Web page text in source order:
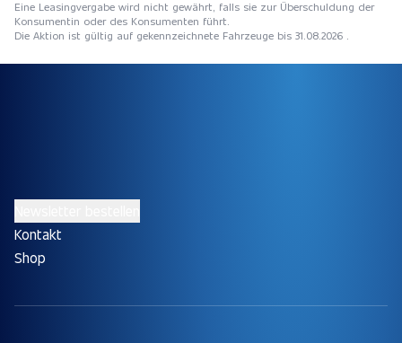
Eine Leasingvergabe wird nicht gewährt, falls sie zur Überschuldung der
Konsumentin oder des Konsumenten führt.
Die Aktion ist gültig auf gekennzeichnete Fahrzeuge bis 31.08.2026 .
Kontakt
Shop